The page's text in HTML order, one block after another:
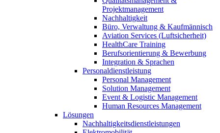
Projektmanagement
Nachhaltigkeit
Büro, Verwaltung & Kaufmännisch
Aviation Services (Luftsicherheit)
HealthCare Training
Berufsorientierung & Bewerbung
Integration & Sprachen
Personaldienstleistung
Personal Management
Solution Management
Event & Logistic Management
Human Resources Management
Lösungen
Nachhaltigkeitsdienstleistungen